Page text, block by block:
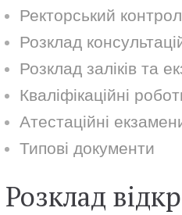
Ректорський
Розклад
Розклад заліків та
Кваліфікаційні
Атестаційні
Типові документи
Розклад